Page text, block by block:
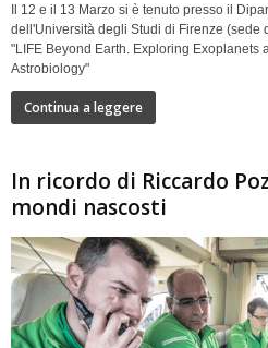
Il 12 e il 13 Marzo si è tenuto presso il
dell'Università degli Studi di Firenze (sede
"LIFE Beyond Earth. Exploring Exoplanets
Astrobiology"
Continua a leggere
In ricordo di Riccardo
mondi nascosti